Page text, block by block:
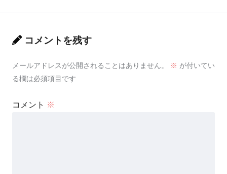
コメントを残す
メールアドレスが公開されることはありません。 ※ が付いてい
る欄は必須項目です
コメント ※